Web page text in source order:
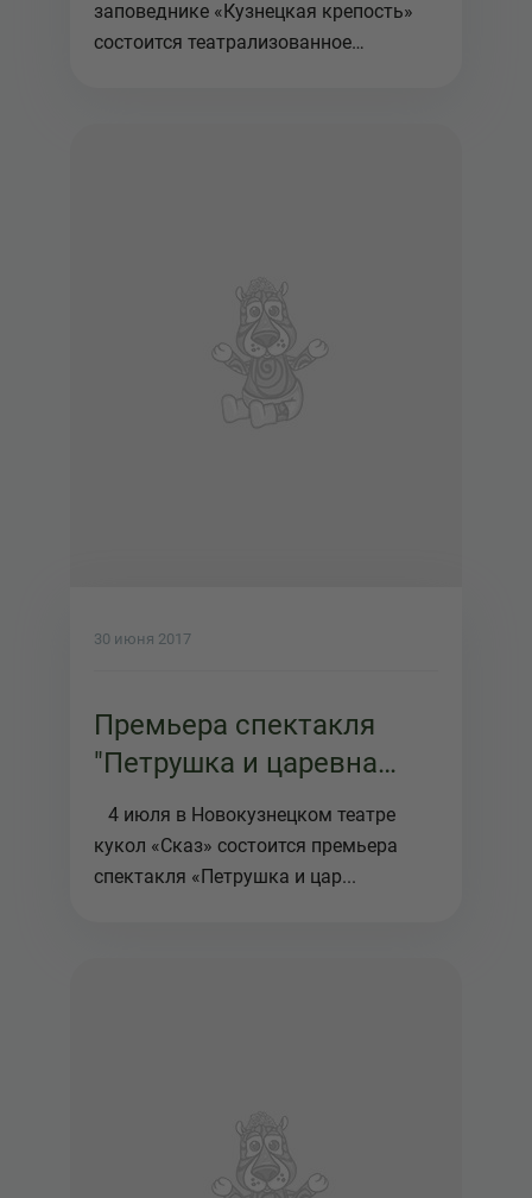
заповеднике «Кузнецкая крепость»
состоится театрализованное
30 июня 2017
Премьера спектакля
"Петрушка и царевна
лягушка" в
Новокузнецком театре
кукол "Сказ"
4 июля в Новокузнецком театре
кукол «Сказ» состоится премьера
спектакля «Петрушка и цар...